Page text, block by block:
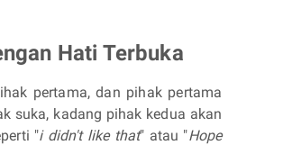
Hati Terbuka
pertama, dan pihak pertama
suka, kadang pihak kedua akan
"i didn't like that" atau "Hope